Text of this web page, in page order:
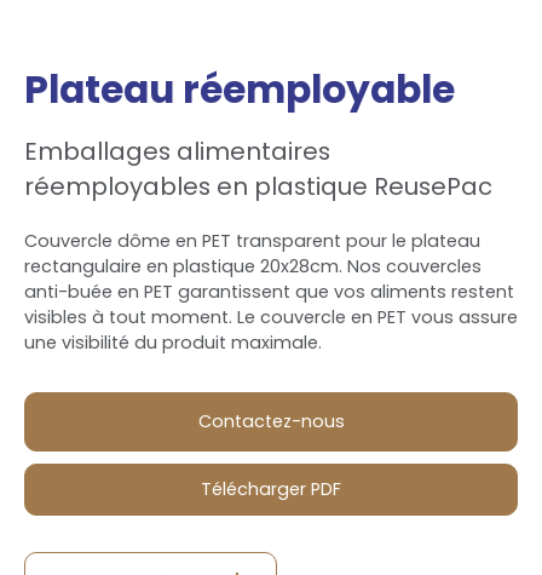
Plateau réemployable
Emballages alimentaires
réemployables en plastique ReusePac
Couvercle dôme en PET transparent pour le plateau
rectangulaire en plastique 20x28cm. Nos couvercles
anti-buée en PET garantissent que vos aliments restent
visibles à tout moment. Le couvercle en PET vous assure
une visibilité du produit maximale.
Contactez-nous
Télécharger PDF